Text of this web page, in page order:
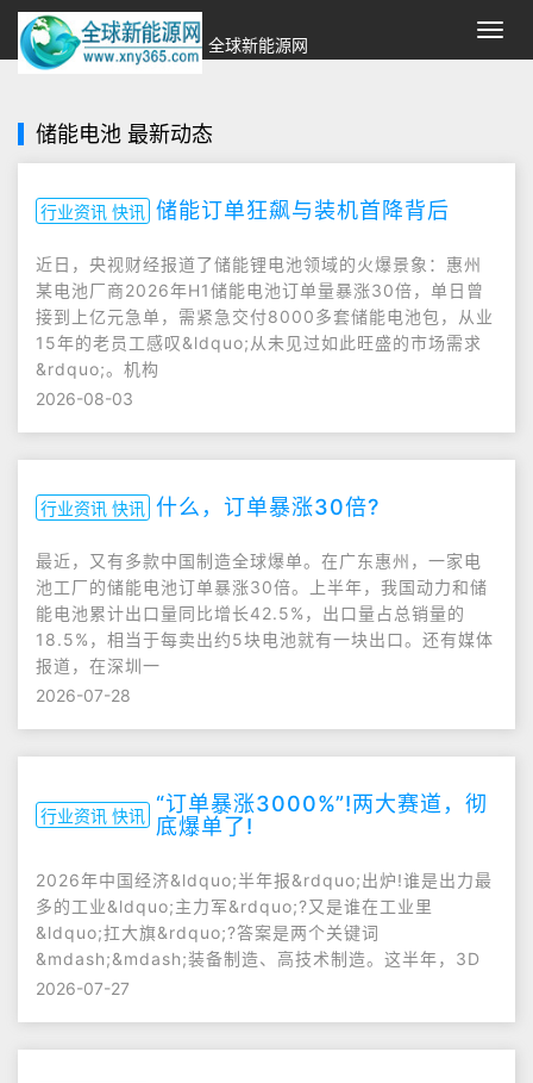
切
换
全球新能源网
储能电池 最新动态
行业资讯 快讯 储能订单狂飙与装机首降背后
近日，央视财经报道了储能锂电池领域的火爆景象：惠州
某电池厂商2026年H1储能电池订单量暴涨30倍，单日曾
接到上亿元急单，需紧急交付8000多套储能电池包，从业
15年的老员工感叹&ldquo;从未见过如此旺盛的市场需求
&rdquo;。机构
2026-08-03
行业资讯 快讯 什么，订单暴涨30倍?
最近，又有多款中国制造全球爆单。在广东惠州，一家电
池工厂的储能电池订单暴涨30倍。上半年，我国动力和储
能电池累计出口量同比增长42.5%，出口量占总销量的
18.5%，相当于每卖出约5块电池就有一块出口。还有媒体
报道，在深圳一
2026-07-28
行业资讯 快讯 “订单暴涨3000%”!两大赛道，彻
底爆单了!
2026年中国经济&ldquo;半年报&rdquo;出炉!谁是出力最
多的工业&ldquo;主力军&rdquo;?又是谁在工业里
&ldquo;扛大旗&rdquo;?答案是两个关键词
&mdash;&mdash;装备制造、高技术制造。这半年，3D
2026-07-27